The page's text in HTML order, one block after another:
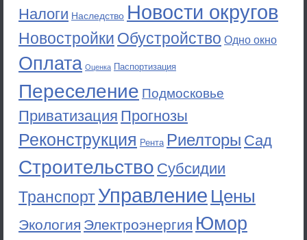
Налоги Наследство Новости округов
Новостройки Обустройство Одно окно
Оплата Оценка Паспортизация
Переселение Подмосковье
Приватизация Прогнозы
Реконструкция Рента Риелторы Сад
Строительство Субсидии
ТранспортУправление Цены
Экология Электроэнергия Юмор